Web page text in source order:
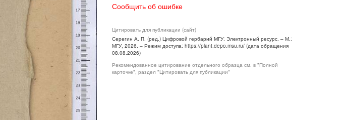
Сообщить об ошибке
Цитировать для публикации (сайт)
Серегин А. П. (ред.) Цифровой гербарий МГУ: Электронный ресурс. – М.:
МГУ, 2026. – Режим доступа: https://plant.depo.msu.ru/ (дата обращения
08.08.2026)
Рекомендованное цитирование отдельного образца см. в "Полной
карточке", раздел "Цитировать для публикации"